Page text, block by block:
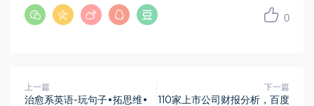
0
上一篇
治愈系英语-玩句子•拓思维•
下一篇
110家上市公司财报分析，百度